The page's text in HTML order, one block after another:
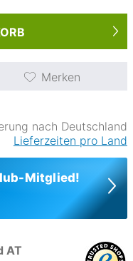
Merken
nach Deutschland
Lieferzeiten pro Land
Mitglied!
AT